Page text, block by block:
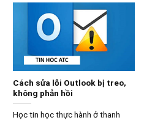
Cách sửa lỗi Outlook bị treo,
không phản hồi
Học tin học thực hành ở thanh